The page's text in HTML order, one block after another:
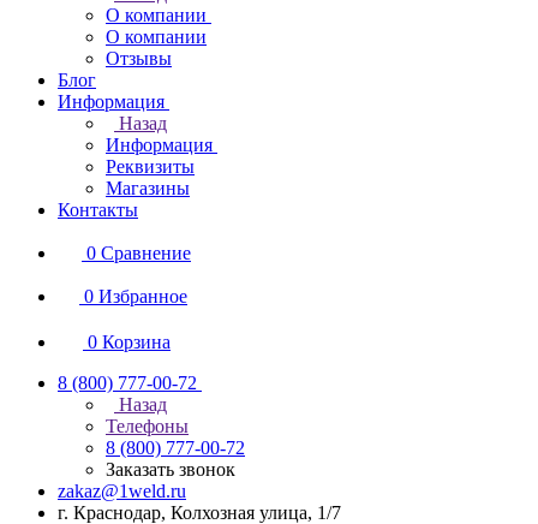
О компании
О компании
Отзывы
Блог
Информация
Назад
Информация
Реквизиты
Магазины
Контакты
0 Сравнение
0 Избранное
0 Корзина
8 (800) 777-00-72
Назад
Телефоны
8 (800) 777-00-72
Заказать звонок
zakaz@1weld.ru
г. Краснодар, Колхозная улица, 1/7